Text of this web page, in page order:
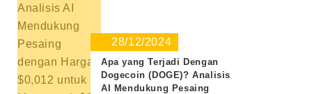
28/12/2024
Apa yang Terjadi Dengan
Dogecoin (DOGE)? Analisis
AI Mendukung Pesaing